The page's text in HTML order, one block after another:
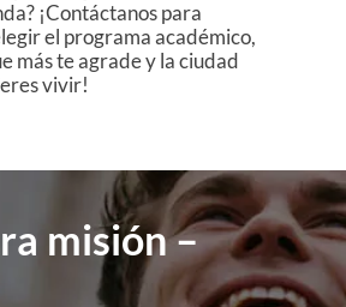
¡Contáctanos para
el programa académico,
más te agrade y la ciudad
vivir!
misión –